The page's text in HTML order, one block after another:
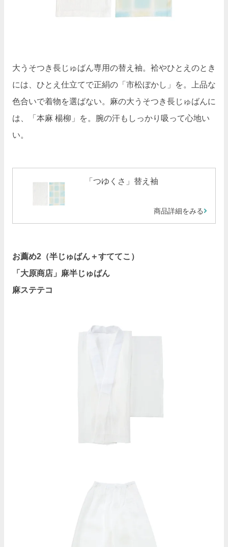
大うそつき長じゅばん専用の替え袖。袷やひとえのとき
には、ひとえ仕立てで正絹の「市松ぼかし」を。上品な
色合いで着物を選ばない。麻の大うそつき長じゅばんに
は、「本麻 楊柳」を。腕の汗もしっかり吸って心地い
い。
「つゆくさ」替え袖
商品詳細をみる
お薦め2（半じゅばん＋すててこ）
「大原商店」麻半じゅばん
麻ステテコ